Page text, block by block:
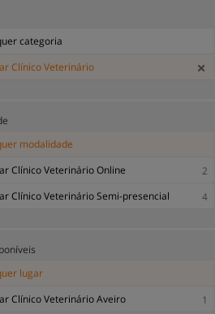
categoria
Clínico Veterinário
modalidade
Clínico Veterinário Online
2
Clínico Veterinário Semi-presencial
4
lugar
Clínico Veterinário Aveiro
1